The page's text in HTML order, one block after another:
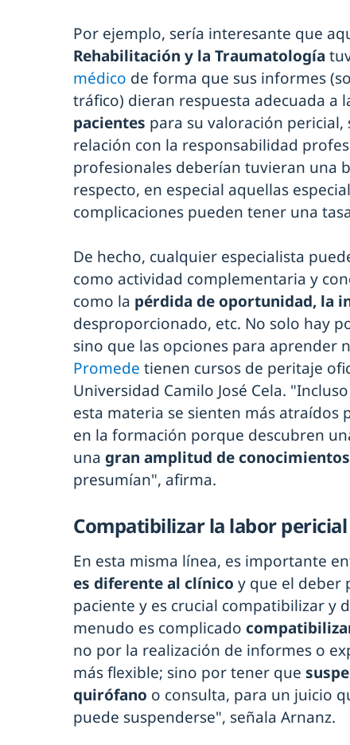
Por ejemplo, sería interesante que
Rehabilitación y la Traumatología
médico de forma que sus informes
tráfico) dieran respuesta adecuada a
pacientes para su valoración pericial,
relación con la responsabilidad
profesionales deberían tuvieran una
respecto, en especial aquellas
complicaciones pueden tener una
De hecho, cualquier especialista
como actividad complementaria y
como la pérdida de oportunidad, la
desproporcionado, etc. No solo hay
sino que las opciones para aprender
Promede tienen cursos de peritaje
Universidad Camilo José Cela.
esta materia se sienten más atraídos
en la formación porque descubren
una gran amplitud de conocimientos
presumían", afirma.
Compatibilizar la labor
En esta misma línea, es importante
es diferente al clínico y que el deber
paciente y es crucial compatibilizar y
menudo es complicado
no por la realización de informes o
más flexible; sino por tener que
quirófano o consulta, para un juicio
puede suspenderse", señala Arnanz.